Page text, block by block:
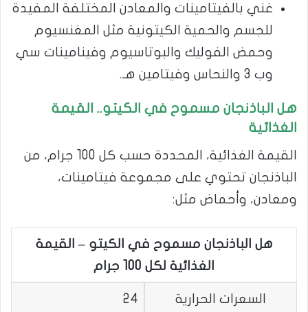
غني بالفيتامينات والمعادن المختلفة المفيدة
للجسم والحمية الكيتونية مثل المغنسيوم
وحمض الفوليك والبوتاسيوم وفينامينات سي
وب 3 والنحاس وفيتامين هـ.
هل الباذنجان مسموح في الكيتو.. القيمة
الغذائية
القيمة الغذائية، المحددة حسب كل 100 جرام، من
الباذنجان تحتوي على مجموعة فيتامينات،
ومعادن، وأحماض مثل:
هل الباذنجان مسموح في الكيتو – القيمة
الغذائية لكل 100 جرام
السعرات الحرارية 24